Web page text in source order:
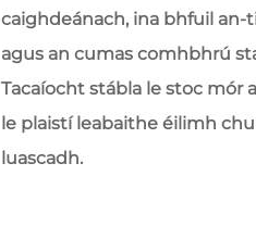
caighdeánach, ina bhfuil
agus an cumas comhbhrú
Tacaíocht stábla le stoc mór
le plaistí leabaithe éilimh
luascadh.